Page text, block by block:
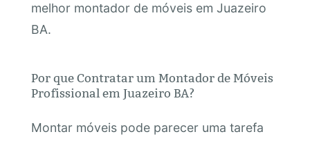
melhor montador de móveis em Juazeiro
BA.
Por que Contratar um Montador de Móveis
Profissional em Juazeiro BA?
Montar móveis pode parecer uma tarefa